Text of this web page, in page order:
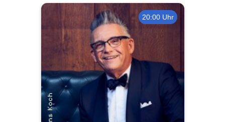
20:00 Uhr